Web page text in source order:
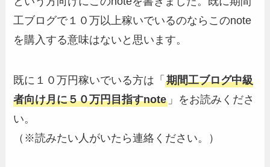
工ブログで１０万以上稼いでいるのならこのnote
を購入する意味はないと思います。
既に１０万円稼いでいる方は「期間工ブログ中級
者向け月に５０万円目指すnote 」をお読みくださ
い。
（※読みたい人がいたら連絡ください。）